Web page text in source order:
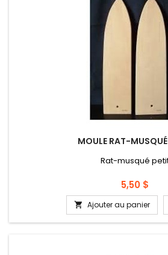
MOULE RAT-
Rat-musqué
Prix
5,50 $
 Ajouter au panier